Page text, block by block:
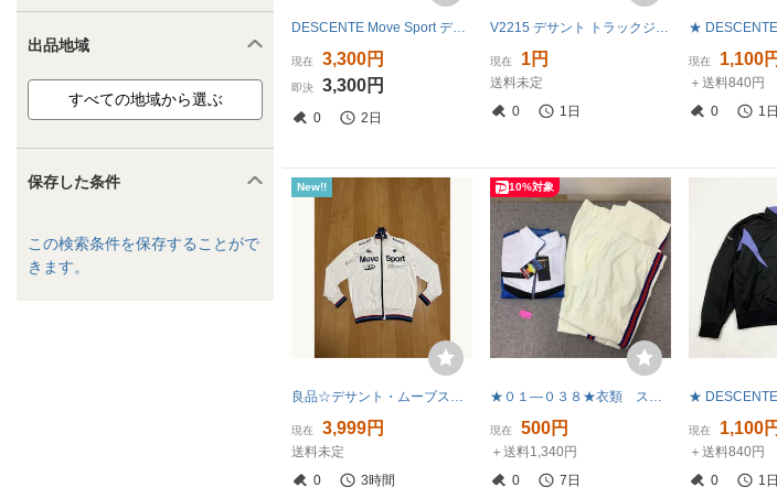
出品地域
保存した条件
この検索条件を保存することがで
きます。
DESCENTE Move Sport デサント ムーブスポーツ フルジップパーカー S グレー 送料無料
現在 3,300円
即決 3,300円
0 2日
V2215 デサント トラックジャケット ジャージ ネイビー メンズ L
現在 1円
送料未定
0
1日
現在 1,100円
＋送料840円
0
1日
New!!
良品☆デサント・ムーブスポーツ サイズJPサイズS ストレッチ性.フルジップジャケット.ジャージ BIGロゴマーク多数デザイン&リブライン入！
現在 3,999円
送料未定
0
3時間
10%対象
★０１―０３８★衣類 スポーツウェアまとめ デサント ジャージ上 DBT-85 マリンブルー Lサイズ/ミズノ トラックパンツ XOサイズ[80]
現在 500円
＋送料1,340円
0
7日
現在 1,100円
＋送料840円
0
1日